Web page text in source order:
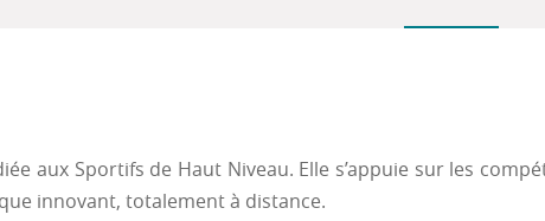
aux Sportifs de Haut Niveau. Elle s’appuie sur les
innovant, totalement à distance.